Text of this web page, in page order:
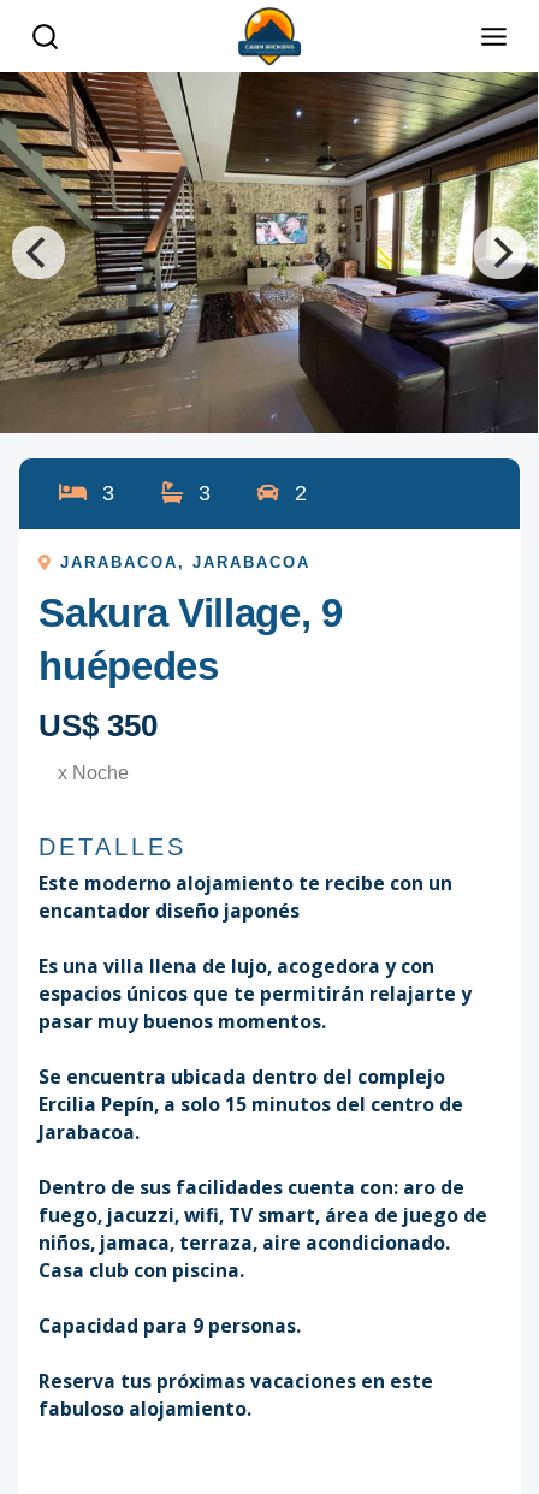
3 3 2
JARABACOA ,JARABACOA
Sakura Village, 9
huépedes
US$ 350
x Noche
DETALLES
Este moderno alojamiento te recibe con un
encantador diseño japonés
Es una villa llena de lujo, acogedora y con
espacios únicos que te permitirán relajarte y
pasar muy buenos momentos.
Se encuentra ubicada dentro del complejo
Ercilia Pepín, a solo 15 minutos del centro de
Jarabacoa.
Dentro de sus facilidades cuenta con: aro de
fuego, jacuzzi, wifi, TV smart, área de juego de
niños, jamaca, terraza, aire acondicionado.
Casa club con piscina.
Capacidad para 9 personas.
Reserva tus próximas vacaciones en este
fabuloso alojamiento.